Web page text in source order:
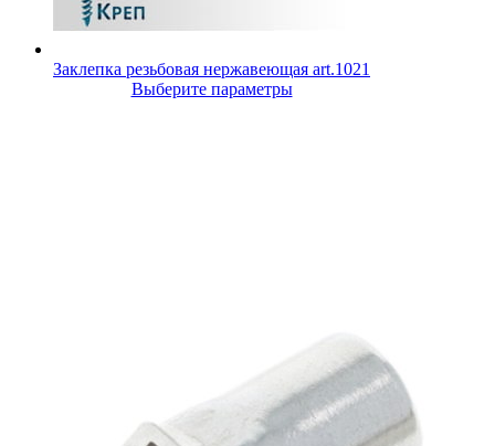
Заклепка резьбовая нержавеющая art.1021
Выберите параметры